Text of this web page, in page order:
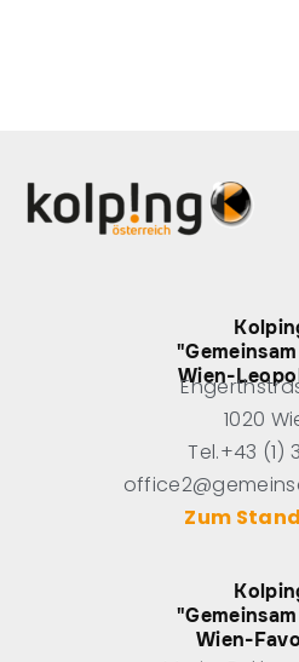
Wien-
1020
Tel.+43 (1)
Zum
Wien-